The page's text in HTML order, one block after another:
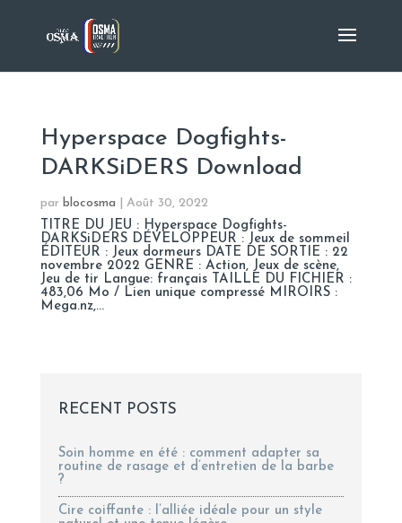
Hyperspace Dogfights-
DARKSiDERS Download
par blocosma
Août 30, 2022
TITRE DU JEU : Hyperspace Dogfights-
DARKSiDERS DÉVELOPPEUR : Jeux de sommeil
ÉDITEUR : Jeux dormeurs DATE DE SORTIE : 22
novembre 2022 GENRE : Action, Jeux de scène,
Jeu de tir Langue: français TAILLE DU FICHIER :
483,06 Mo / Lien unique compressé MIROIRS :
Mega.nz,...
RECENT POSTS
Soin homme en été : comment adapter sa
routine de rasage et d’entretien de la barbe
?
Cire coiffante : l’alliée idéale pour un style